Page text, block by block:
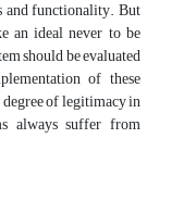
and functionality. But
an ideal never to be
should be evaluated
of these
of legitimacy in
always suffer from